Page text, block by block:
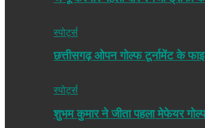
स्पोर्ट्स
छत्तीसगढ़ ओपन गोल्फ टूर्नामेंट के
स्पोर्ट्स
शुभम कुमार ने जीता पहला मेफेयर